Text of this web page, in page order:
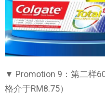
▼ Promotion 9：第二样
格介于RM8.75）